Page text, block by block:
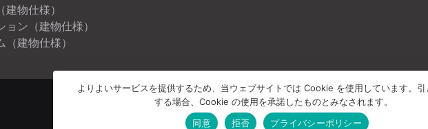
建物仕様）
ョン（建物仕様）
（建物仕様）
よりよいサービスを提供するため、当ウェブサイトでは Cookie を使用しています。引
する場合、Cookie の使用を承諾したものとみなされます。
同意
拒否 プライバシーポリシー